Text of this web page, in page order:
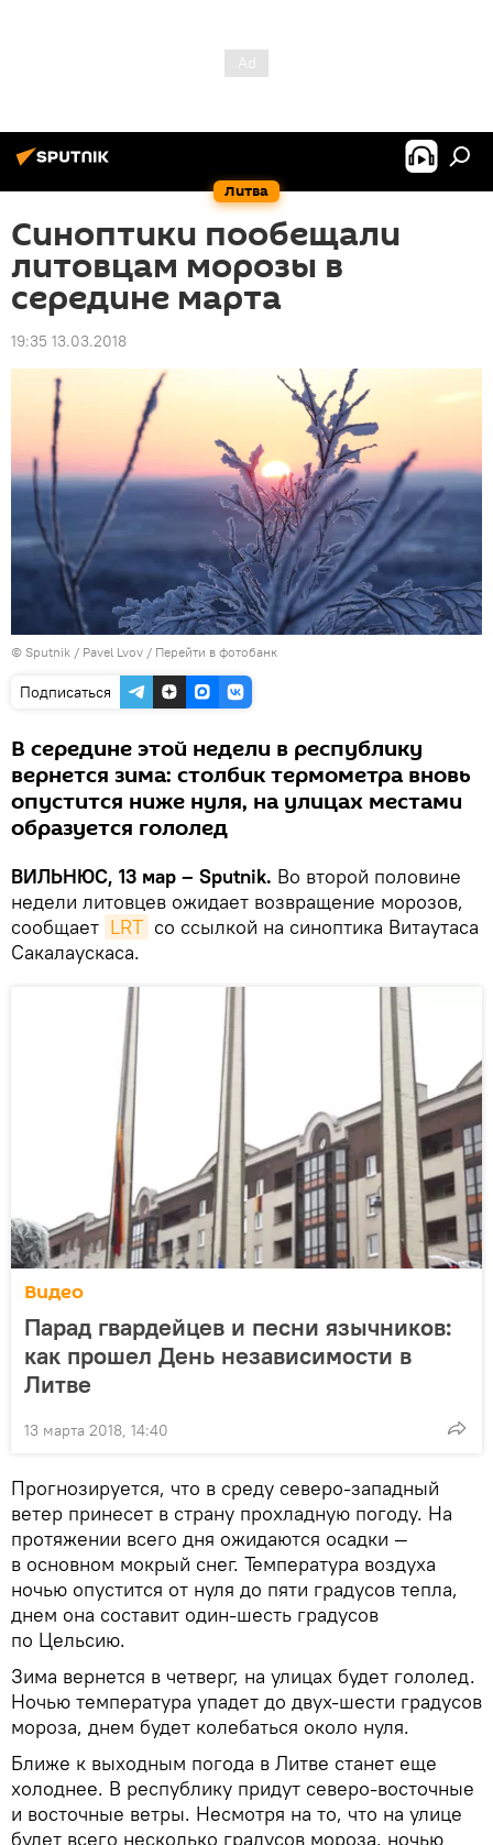
Литва
Синоптики пообещали
литовцам морозы в
середине марта
19:35 13.03.2018
© Sputnik / Pavel Lvov / Перейти в фотобанк
Подписаться
В середине этой недели в республику
вернется зима: столбик термометра вновь
опустится ниже нуля, на улицах местами
образуется гололед
ВИЛЬНЮС, 13 мар – Sputnik. Во второй половине
недели литовцев ожидает возвращение морозов,
сообщает LRT со ссылкой на синоптика Витаутаса
Сакалаускаса.
Видео
Парад гвардейцев и песни язычников:
как прошел День независимости в
Литве
13 марта 2018, 14:40
Прогнозируется, что в среду северо-западный
ветер принесет в страну прохладную погоду. На
протяжении всего дня ожидаются осадки —
в основном мокрый снег. Температура воздуха
ночью опустится от нуля до пяти градусов тепла,
днем она составит один-шесть градусов
по Цельсию.
Зима вернется в четверг, на улицах будет гололед.
Ночью температура упадет до двух-шести градусов
мороза, днем будет колебаться около нуля.
Ближе к выходным погода в Литве станет еще
холоднее. В республику придут северо-восточные
и восточные ветры. Несмотря на то, что на улице
будет всего несколько градусов мороза, ночью